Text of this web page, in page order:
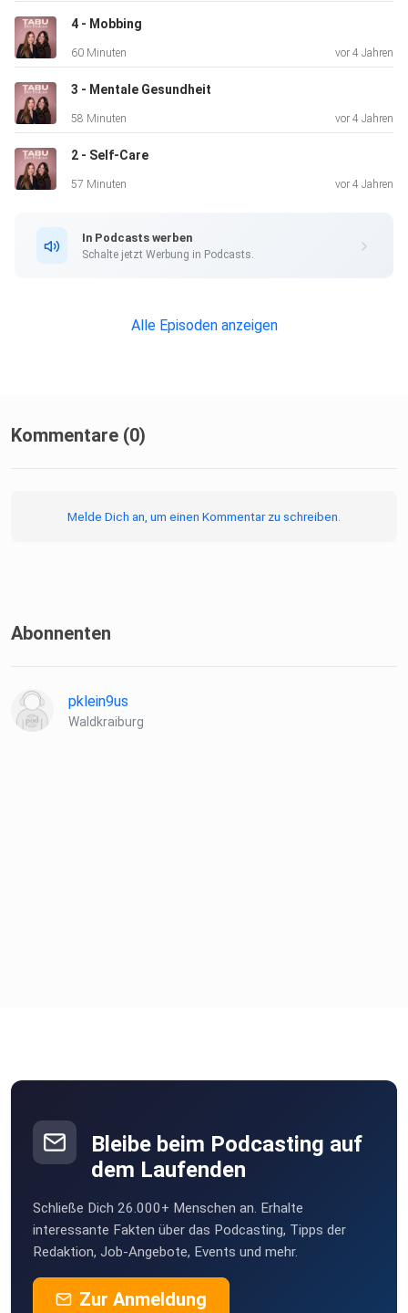
4 - Mobbing
60 Minuten vor 4 Jahren
3 - Mentale Gesundheit
58 Minuten vor 4 Jahren
2 - Self-Care
57 Minuten vor 4 Jahren
In Podcasts werben
Schalte jetzt Werbung in Podcasts.
Alle Episoden anzeigen
Kommentare (0)
Melde Dich an, um einen Kommentar zu schreiben.
Abonnenten
pklein9us
Waldkraiburg
Bleibe beim Podcasting auf
dem Laufenden
Schließe Dich 26.000+ Menschen an. Erhalte
interessante Fakten über das Podcasting, Tipps der
Redaktion, Job-Angebote, Events und mehr.
Zur Anmeldung